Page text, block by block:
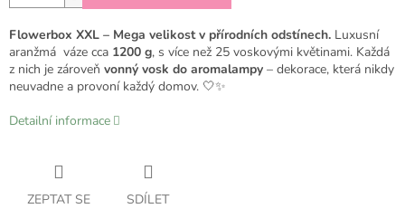
Flowerbox XXL – Mega velikost v přírodních odstínech. Luxusní
aranžmá váze cca 1200 g, s více než 25 voskovými květinami. Každá
z nich je zároveň vonný vosk do aromalampy – dekorace, která nikdy
neuvadne a provoní každý domov. 🤍✨
Detailní informace
ZEPTAT SE SDÍLET